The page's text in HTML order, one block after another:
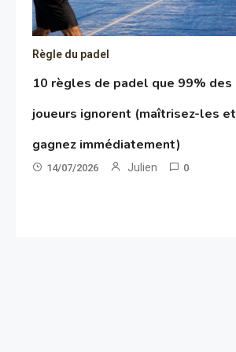
Règle du padel
10 règles de padel que 99% des
joueurs ignorent (maîtrisez-les et
gagnez immédiatement)
14/07/2026 Julien 0